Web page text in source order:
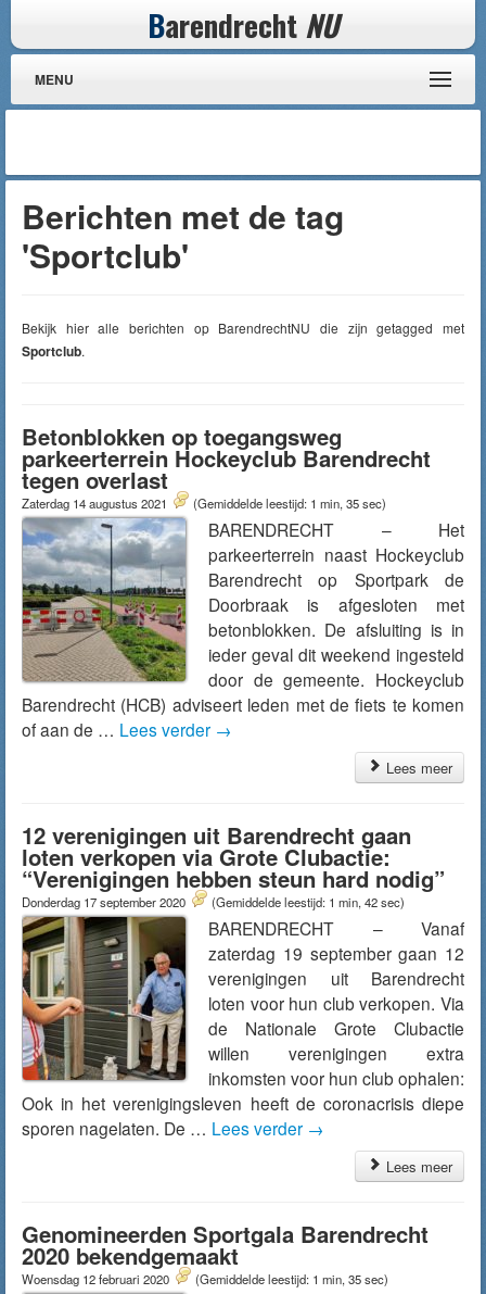
Barendrecht NU
MENU
Berichten met de tag
'Sportclub'
Bekijk hier alle berichten op BarendrechtNU die zijn getagged met
Sportclub.
Betonblokken op toegangsweg
parkeerterrein Hockeyclub Barendrecht
tegen overlast
Zaterdag 14 augustus 2021 (Gemiddelde leestijd: 1 min, 35 sec)
BARENDRECHT – Het
parkeerterrein naast Hockeyclub
Barendrecht op Sportpark de
Doorbraak is afgesloten met
betonblokken. De afsluiting is in
ieder geval dit weekend ingesteld
door de gemeente. Hockeyclub
Barendrecht (HCB) adviseert leden met de fiets te komen
of aan de … Lees verder →
Lees meer
12 verenigingen uit Barendrecht gaan
loten verkopen via Grote Clubactie:
“Verenigingen hebben steun hard nodig”
Donderdag 17 september 2020 (Gemiddelde leestijd: 1 min, 42 sec)
BARENDRECHT – Vanaf
zaterdag 19 september gaan 12
verenigingen uit Barendrecht
loten voor hun club verkopen. Via
de Nationale Grote Clubactie
willen verenigingen extra
inkomsten voor hun club ophalen:
Ook in het verenigingsleven heeft de coronacrisis diepe
sporen nagelaten. De … Lees verder →
Lees meer
Genomineerden Sportgala Barendrecht
2020 bekendgemaakt
Woensdag 12 februari 2020 (Gemiddelde leestijd: 1 min, 35 sec)